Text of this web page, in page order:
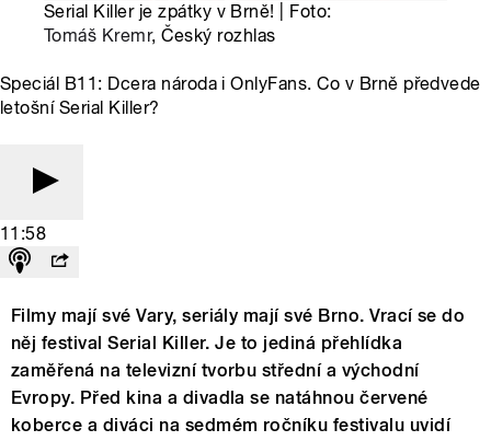
Serial Killer je zpátky v Brně! | Foto:
Tomáš Kremr, Český rozhlas
Speciál B11: Dcera národa i OnlyFans. Co v Brně předvede
letošní Serial Killer?
11:58
Filmy mají své Vary, seriály mají své Brno. Vrací se do
něj festival Serial Killer. Je to jediná přehlídka
zaměřená na televizní tvorbu střední a východní
Evropy. Před kina a divadla se natáhnou červené
koberce a diváci na sedmém ročníku festivalu uvidí